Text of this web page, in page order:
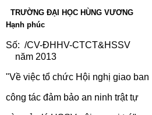
TRƯỜNG ĐẠI HỌC HÙNG VƯƠNG
Hạnh phúc
Số: /CV-ĐHHV-CTCT&HSSV
năm 2013
"Về việc tổ chức Hội nghị giao ban
công tác đảm bảo an ninh trật tự